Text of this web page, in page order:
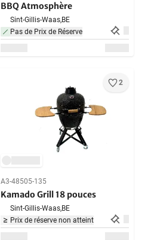
BBQ Atmosphère
Sint-Gillis-Waas,BE
Pas de Prix de Réserve
2
A3-48505-135
Kamado Grill 18 pouces
Sint-Gillis-Waas,BE
Prix de réserve non atteint